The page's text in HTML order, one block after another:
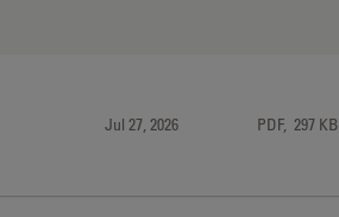
Jul 27, 2026 PDF, 297 KB